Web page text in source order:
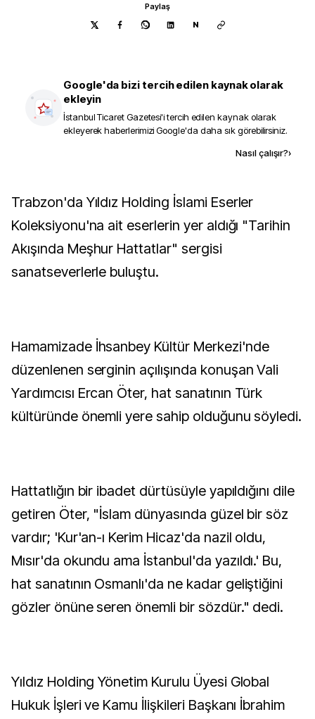
Paylaş
N
Google'da bizi tercih edilen kaynak olarak
ekleyin
İstanbul Ticaret Gazetesi'i tercih edilen kaynak olarak
ekleyerek haberlerimizi Google'da daha sık görebilirsiniz.
Nasıl çalışır?›
Trabzon'da Yıldız Holding İslami Eserler
Koleksiyonu'na ait eserlerin yer aldığı "Tarihin
Akışında Meşhur Hattatlar" sergisi
sanatseverlerle buluştu.
Hamamizade İhsanbey Kültür Merkezi'nde
düzenlenen serginin açılışında konuşan Vali
Yardımcısı Ercan Öter, hat sanatının Türk
kültüründe önemli yere sahip olduğunu söyledi.
Hattatlığın bir ibadet dürtüsüyle yapıldığını dile
getiren Öter, "İslam dünyasında güzel bir söz
vardır; 'Kur'an-ı Kerim Hicaz'da nazil oldu,
Mısır'da okundu ama İstanbul'da yazıldı.' Bu,
hat sanatının Osmanlı'da ne kadar geliştiğini
gözler önüne seren önemli bir sözdür." dedi.
Yıldız Holding Yönetim Kurulu Üyesi Global
Hukuk İşleri ve Kamu İlişkileri Başkanı İbrahim